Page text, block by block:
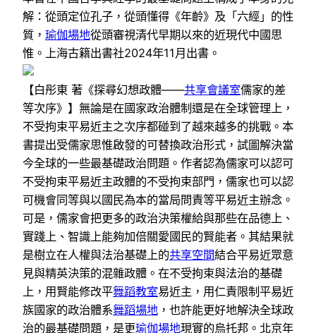
解：從頭定位孔子，從頭懂得《年齡》及「六經」的性
質， 瑜伽場地從頭審視清代早期以來的近現代中國思
惟。上海古籍出書社2024年11月出書。
【白彤東 著《探尋幻想政體——共享會議室儒家的差
等次序》】無論是在國家政治體制還是在全球管理上，
不受拘束平易近主之次序都碰到了越來越多的挑戰。本
書提出受儒家思惟啟發的可替換政治形式，試圖解決當
今全球的一些最基礎政治問題。作者認為儒家可以認可
不受拘束平易近主政體的不受拘束部門，儒家也可以認
可機會同等與以國民為本的當局問責等平易近主辦念。
可是，儒家會把更多的政治決策權給與那些在品德上、
實踐上、智識上能夠加倍關愛國民的賢能者。其結果就
是樹立在人權與法治基礎上的共享空間結合平易近眾意
見與精英決策的混雜政體。在不受拘束與法治的基礎
上，用賢能修改平舞蹈教室易近主，用仁責限制平易近
族國家的政治體系舞蹈場地 ，也許能更好地解決全球政
治的最基礎問題，是更瑜伽場地現實的烏托邦。北京年